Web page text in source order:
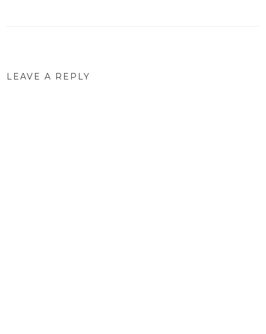
LEAVE A REPLY